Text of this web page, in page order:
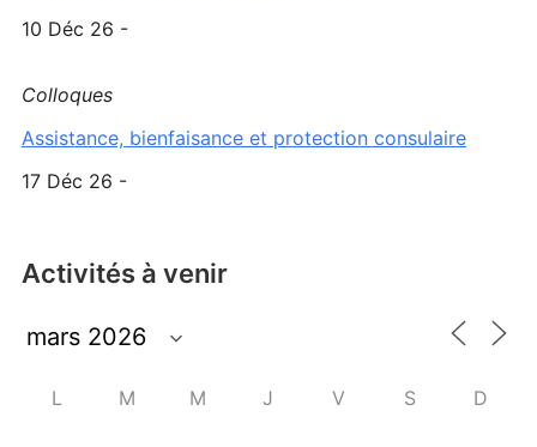
10 Déc 26 -
Colloques
Assistance, bienfaisance et protection consulaire
17 Déc 26 -
Activités à venir
L M M J V S D